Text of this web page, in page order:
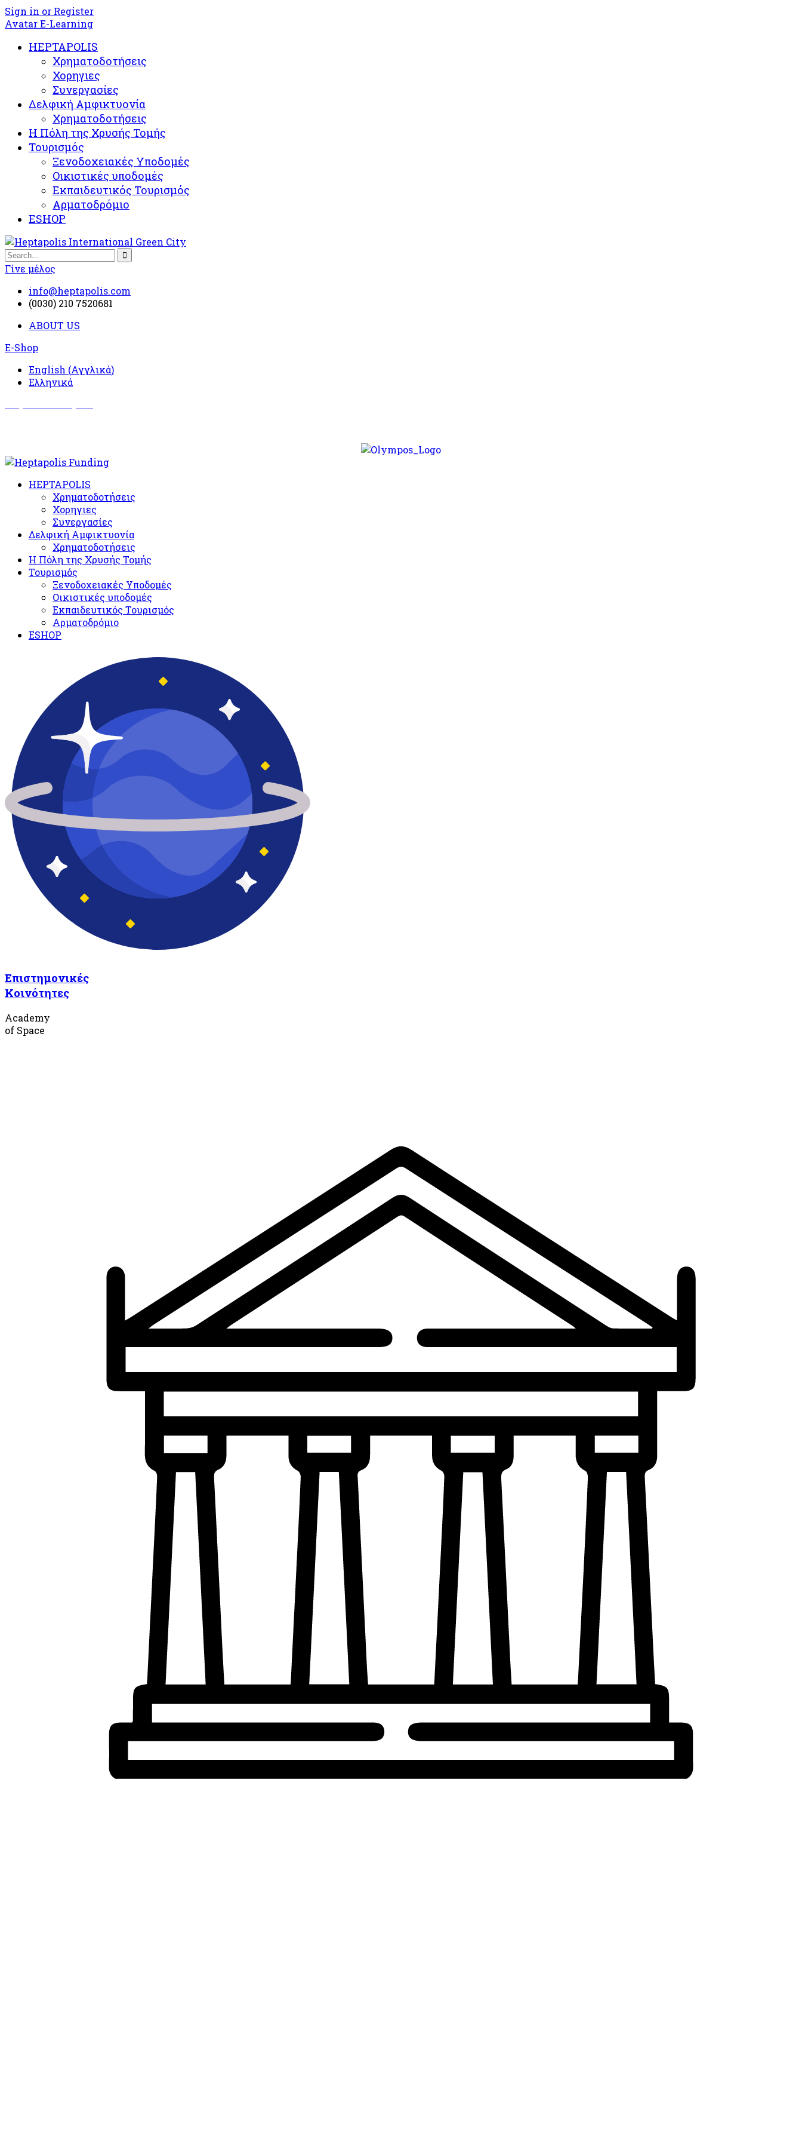
Sign in or Register
Avatar E-Learning
HEPTAPOLIS
Χρηματοδοτήσεις
Χορηγιες
Συνεργασίες
Δελφική Αμφικτυονία
Χρηματοδοτήσεις
Η Πόλη της Χρυσής Τομής
Τουρισμός
Ξενοδοχειακές Υποδομές​
Oικιστικές υποδομές
Εκπαιδευτικός Τουρισμός
Αρματοδρόμιο
ESHOP
Γίνε μέλος
info@heptapolis.com
(0030) 210 7520681
ABOUT US
E-Shop
English (Αγγλικά)
Ελληνικά
HEPTAPOLIS
Χρηματοδοτήσεις
Χορηγιες
Συνεργασίες
Δελφική Αμφικτυονία
Χρηματοδοτήσεις
Η Πόλη της Χρυσής Τομής
Τουρισμός
Ξενοδοχειακές Υποδομές​
Oικιστικές υποδομές
Εκπαιδευτικός Τουρισμός
Αρματοδρόμιο
ESHOP
Επιστημονικές
Κοινότητες
Academy
of Space